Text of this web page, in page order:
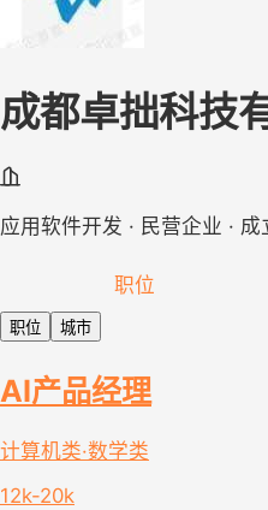
成都卓拙科技
应用软件开发 · 民营企业 · 成
职位
职位 城市
AI产品经理
计算机类·数学类
12k-20k